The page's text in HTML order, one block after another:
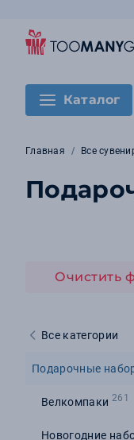
Каталог
Главная Все
Очистить
Все категории
Подарочные
Велкомпаки 261
Новогодние